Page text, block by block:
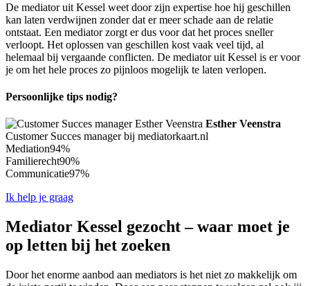
De mediator uit Kessel weet door zijn expertise hoe hij geschillen
kan laten verdwijnen zonder dat er meer schade aan de relatie
ontstaat. Een mediator zorgt er dus voor dat het proces sneller
verloopt. Het oplossen van geschillen kost vaak veel tijd, al
helemaal bij vergaande conflicten. De mediator uit Kessel is er voor
je om het hele proces zo pijnloos mogelijk te laten verlopen.
Persoonlijke tips nodig?
Esther Veenstra
Customer Succes manager bij mediatorkaart.nl
Mediation94%
Familierecht90%
Communicatie97%
Ik help je graag
Mediator Kessel gezocht – waar moet je
op letten bij het zoeken
Door het enorme aanbod aan mediators is het niet zo makkelijk om